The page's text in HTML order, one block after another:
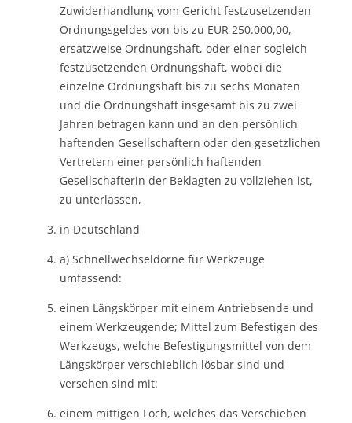
Zuwiderhandlung vom Gericht festzusetzenden
Ordnungsgeldes von bis zu EUR 250.000,00,
ersatzweise Ordnungshaft, oder einer sogleich
festzusetzenden Ordnungshaft, wobei die
einzelne Ordnungshaft bis zu sechs Monaten
und die Ordnungshaft insgesamt bis zu zwei
Jahren betragen kann und an den persönlich
haftenden Gesellschaftern oder den gesetzlichen
Vertretern einer persönlich haftenden
Gesellschafterin der Beklagten zu vollziehen ist,
zu unterlassen,
in Deutschland
a) Schnellwechseldorne für Werkzeuge
umfassend:
einen Längskörper mit einem Antriebsende und
einem Werkzeugende; Mittel zum Befestigen des
Werkzeugs, welche Befestigungsmittel von dem
Längskörper verschieblich lösbar sind und
versehen sind mit:
einem mittigen Loch, welches das Verschieben